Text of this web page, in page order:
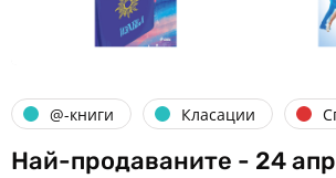
@-книги Класации
Най-продаваните - 24